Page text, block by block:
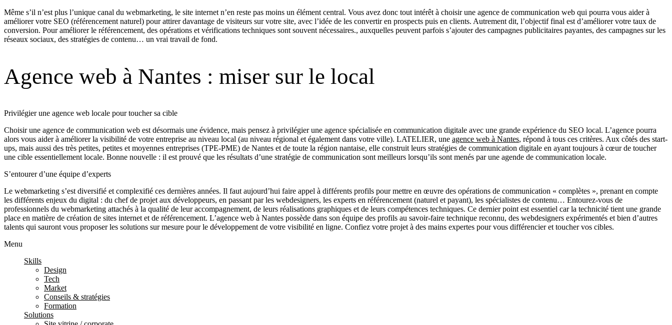
Même s’il n’est plus l’unique canal du webmarketing, le site internet n’en reste pas moins un élément central. Vous avez donc tout intérêt à choisir une agence de communication web qui pourra vous aider à
améliorer votre SEO (référencement naturel) pour attirer davantage de visiteurs sur votre site, avec l’idée de les convertir en prospects puis en clients. Autrement dit, l’objectif final est d’améliorer votre taux de
conversion. Pour améliorer le référencement, des opérations et vérifications techniques sont souvent nécessaires., auxquelles peuvent parfois s’ajouter des campagnes publicitaires payantes, des campagnes sur les
réseaux sociaux, des stratégies de contenu… un vrai travail de fond.
Agence web à Nantes : miser sur le local
Privilégier une agence web locale pour toucher sa cible
Choisir une agence de communication web est désormais une évidence, mais pensez à privilégier une agence spécialisée en communication digitale avec une grande expérience du SEO local. L’agence pourra
alors vous aider à améliorer la visibilité de votre entreprise au niveau local (au niveau régional et également dans votre ville). LATELIER, une agence web à Nantes, répond à tous ces critères. Aux côtés des start-
ups, mais aussi des très petites, petites et moyennes entreprises (TPE-PME) de Nantes et de toute la région nantaise, elle construit leurs stratégies de communication digitale en ayant toujours à cœur de toucher
une cible essentiellement locale. Bonne nouvelle : il est prouvé que les résultats d’une stratégie de communication sont meilleurs lorsqu’ils sont menés par une agende de communication locale.
S’entourer d’une équipe d’experts
Le webmarketing s’est diversifié et complexifié ces dernières années. Il faut aujourd’hui faire appel à différents profils pour mettre en œuvre des opérations de communication « complètes », prenant en compte
les différents enjeux du digital : du chef de projet aux développeurs, en passant par les webdesigners, les experts en référencement (naturel et payant), les spécialistes de contenu… Entourez-vous de
professionnels du webmarketing attachés à la qualité de leur accompagnement, de leurs réalisations graphiques et de leurs compétences techniques. Ce dernier point est essentiel car la technicité tient une grande
place en matière de création de sites internet et de référencement. L’agence web à Nantes possède dans son équipe des profils au savoir-faire technique reconnu, des webdesigners expérimentés et bien d’autres
talents qui sauront vous proposer les solutions sur mesure pour le développement de votre visibilité en ligne. Confiez votre projet à des mains expertes pour vous différencier et toucher vos cibles.
Menu
Skills
Design
Tech
Market
Conseils & stratégies
Formation
Solutions